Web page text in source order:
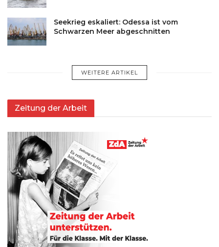
Seekrieg eskaliert: Odessa ist vom
Schwarzen Meer abgeschnitten
WEITERE ARTIKEL
Zeitung der Arbeit